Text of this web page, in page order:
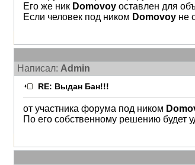
Его же ник Domovoy оставлен для
Если человек под ником Domovoy не
Написал: Admin
RE: Выдан Бан!!!
от участника форума под ником
По его собственному решению будет